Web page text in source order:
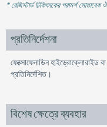
* রেজিস্টার্ড চিকিৎসকের পরামর্শ
প্রতিনির্দেশনা
ফেক্সোফেনাডিন হাইড্রোক্লোরাইড
প্রতিনির্দেশিত।
বিশেষ ক্ষেত্রে ব্যবহার